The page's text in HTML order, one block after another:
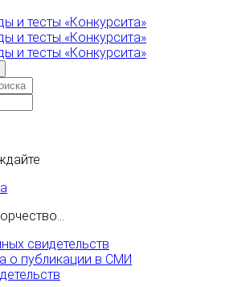
свидетельств
о публикации в СМИ